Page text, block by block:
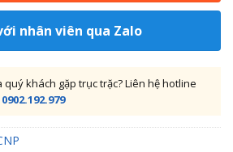
nhân viên qua Zalo
quý khách gặp trục trặc? Liên hệ hotline
0902.192.979